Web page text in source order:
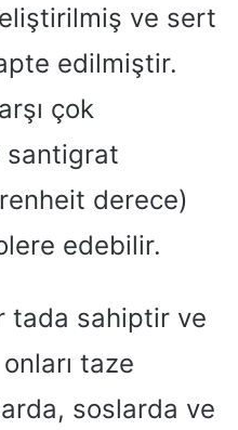
ve sert
edilmiştir.
çok
santigrat
derece)
edebilir.
tada sahiptir ve
taze
soslarda ve